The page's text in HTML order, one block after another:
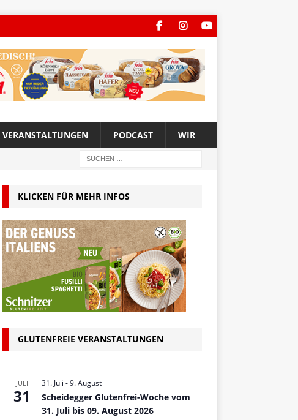
VERANSTALTUNGEN PODCAST WIR
KLICKEN FÜR MEHR INFOS
GLUTENFREIE VERANSTALTUNGEN
JULI
31
31. Juli -9. August
Scheidegger Glutenfrei-Woche vom
31. Juli bis 09. August 2026